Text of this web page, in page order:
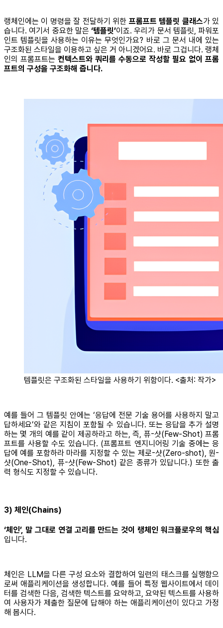
랭체인에는 이 명령을 잘 전달하기 위한 프롬프트 템플릿 클래스가 있
습니다. 여기서 중요한 말은 ‘템플릿’이죠. 우리가 문서 템플릿, 파워포
인트 템플릿을 사용하는 이유는 무엇인가요? 바로 그 문서 내에 있는
구조화된 스타일을 이용하고 싶은 거 아니겠어요. 바로 그겁니다. 랭체
인의 프롬프트는 컨텍스트와 쿼리를 수동으로 작성할 필요 없이 프롬
프트의 구성을 구조화해 줍니다.
템플릿은 구조화된 스타일을 사용하기 위함이다. <출처: 작가>
예를 들어 그 템플릿 안에는 ‘응답에 전문 기술 용어를 사용하지 말고
답하세요’와 같은 지침이 포함될 수 있습니다. 또는 응답을 추가 설명
하는 몇 개의 예를 같이 제공하라고 하는, 즉, 퓨-샷(Few-Shot) 프롬
프트를 사용할 수도 있습니다. (프롬프트 엔지니어링 기술 중에는 응
답에 예를 포함하라 마라를 지정할 수 있는 제로-샷(Zero-shot), 원-
샷(One-Shot), 퓨-샷(Few-Shot) 같은 종류가 있답니다.) 또한 출
력 형식도 지정할 수 있습니다.
3) 체인(Chains)
‘체인’, 말 그대로 연결 고리를 만드는 것이 랭체인 워크플로우의 핵심
입니다.
체인은 LLM을 다른 구성 요소와 결합하여 일련의 태스크를 실행함으
로써 애플리케이션을 생성합니다. 예를 들어 특정 웹사이트에서 데이
터를 검색한 다음, 검색한 텍스트를 요약하고, 요약된 텍스트를 사용하
여 사용자가 제출한 질문에 답해야 하는 애플리케이션이 있다고 가정
해 봅시다.